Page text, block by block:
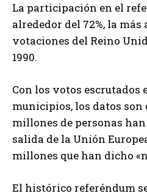
La participación en el
alrededor del 72%, la más
votaciones del Reino
1990.
Con los votos escrutados
municipios, los datos son
millones de personas
salida de la Unión
millones que han dicho
El histórico referéndum